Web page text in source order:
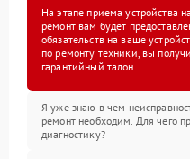
На этапе приема устройства
ремонт вам будет
обязательств на ваше
по ремонту техники, вы
гарантийный талон.
Я уже знаю в чем
ремонт необходим. Для чего
диагностику?